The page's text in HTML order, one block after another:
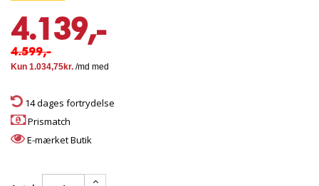
4.139,-
4.599,-
14 dages fortrydelse
Prismatch
E-mærket Butik